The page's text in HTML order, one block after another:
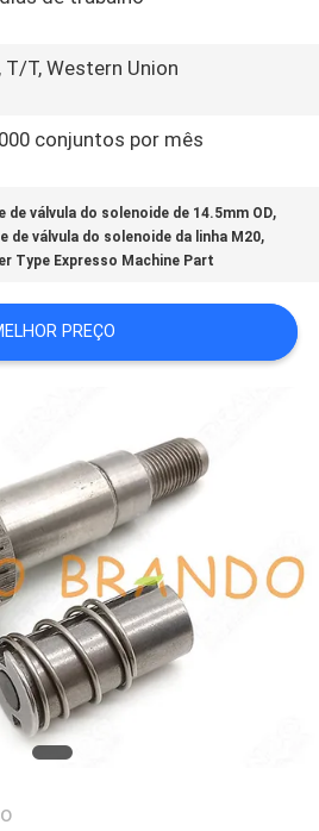
T/T, Western Union
conjuntos por mês
de válvula do solenoide de 14.5mm OD,
de válvula do solenoide da linha M20,
Type Expresso Machine Part
PREÇO